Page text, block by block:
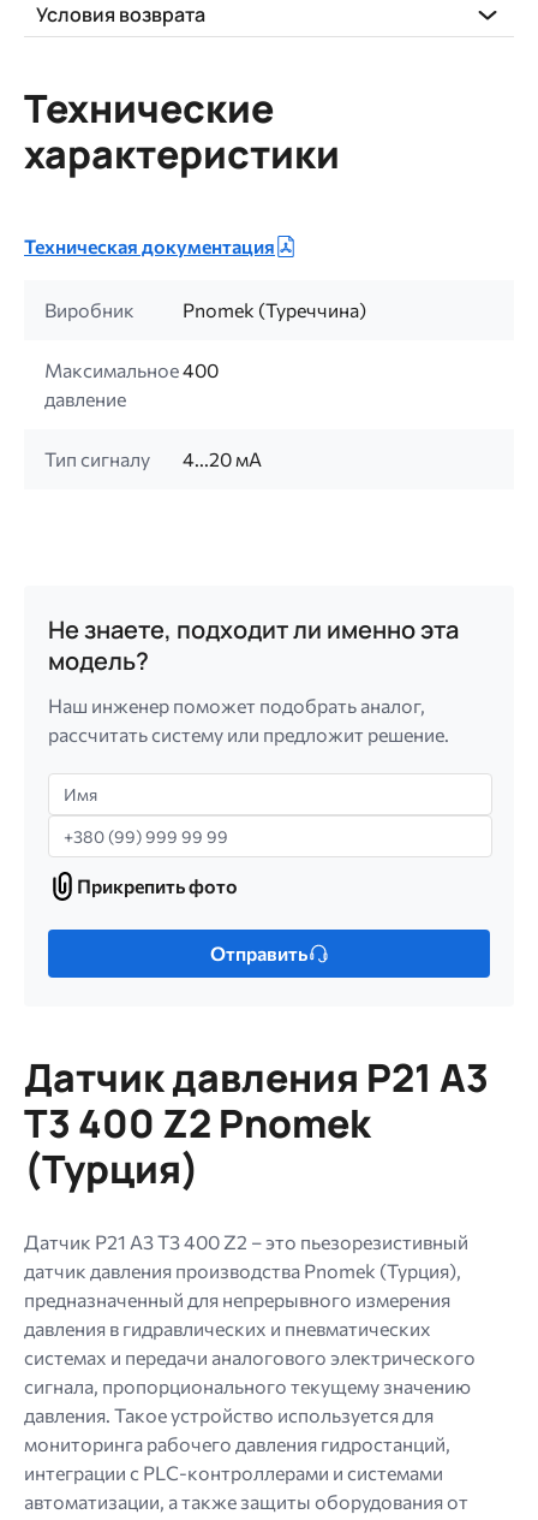
Условия возврата
Технические
характеристики
Техническая документация
Виробник Pnomek (Туреччина)
Максимальное
давление
400
Тип сигналу 4...20 мА
Не знаете, подходит ли именно эта
модель?
Наш инженер поможет подобрать аналог,
рассчитать систему или предложит решение.
Имя
Телефон
Прикрепить
фото
Прикрепить фото
Только
МБ.
Допустимые
типы:
gif
jpg
png.
Отправить
Датчик давления P21 A3
T3 400 Z2 Pnomek
(Турция)
Датчик P21 A3 T3 400 Z2 – это пьезорезистивный
датчик давления производства Pnomek (Турция),
предназначенный для непрерывного измерения
давления в гидравлических и пневматических
системах и передачи аналогового электрического
сигнала, пропорционального текущему значению
давления. Такое устройство используется для
мониторинга рабочего давления гидростанций,
интеграции с PLC-контроллерами и системами
автоматизации, а также защиты оборудования от